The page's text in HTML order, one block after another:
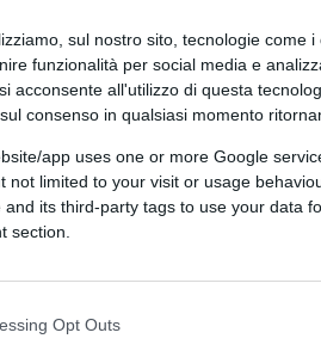
sul nostro sito, tecnologie come
funzionalità per social media e
acconsente all'utilizzo di questa
consenso in qualsiasi momento
app uses one or more Google
not limited to your visit or usage
its third-party tags to use your data
section.
Opt Outs
Magni
2025, 6:00
le orme di
“Iron Dome” Usa